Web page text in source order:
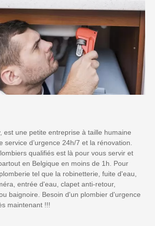
est une petite entreprise à taille humaine
service d’urgence 24h/7 et la rénovation.
qualifiés est là pour vous servir et
en Belgique en moins de 1h. Pour
tel que la robinetterie, fuite d'eau,
entrée d'eau, clapet anti-retour,
baignoire. Besoin d'un plombier d'urgence
maintenant !!!